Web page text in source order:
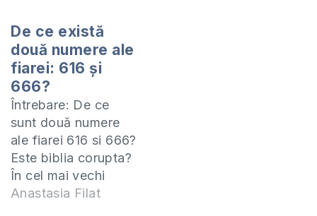
Aproximativ peste o
jumătate de secol,
după formarea
populaţiei
moldoveneşti, pe
malul drept al rîului
Vilia a apărut
populaţia
ucraineană. Primul
boier a fost Belava,
de unde a provenit
De ce există
două numere ale
fiarei: 616 și
666?
Întrebare: De ce
sunt două numere
ale fiarei 616 si 666?
Este biblia corupta?
În cel mai vechi
papirus este numărul
Anastasia Filat